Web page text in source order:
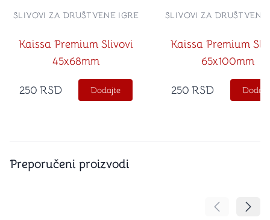
Kaissa Premium Slivovi
45x68mm
SLIVOVI ZA DRUŠTVENE IGRE
250 RSD Dodajte
Kaissa Premium
65x100mm
SLIVOVI ZA DRUŠTVENE
250 RSD
Preporučeni proizvodi
Pomeranje